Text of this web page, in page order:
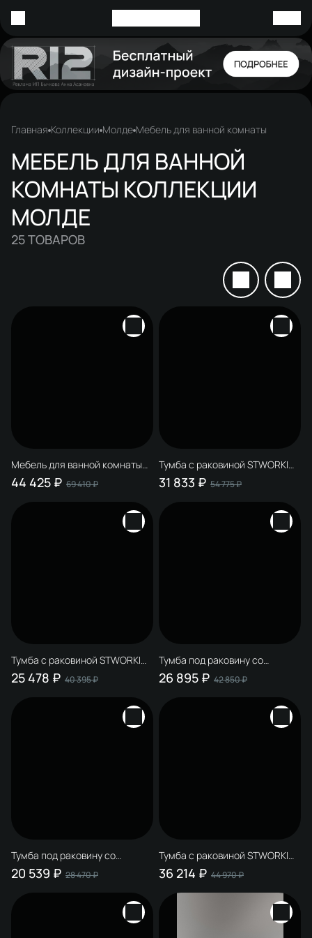
Главная Коллекции Молде Мебель для ванной комнаты
МЕБЕЛЬ ДЛЯ ВАННОЙ
КОМНАТЫ КОЛЛЕКЦИИ
МОЛДЕ
25ТОВАРОВ
Мебель для ванной комнаты
STWORKI Молде 95 антрацит,
раковина BOCCHI Etna черная
44 425 ₽ 69 410 ₽
Тумба с раковиной STWORKI
Молде 95 антрацит,
столешница Молде 95,
31 833 ₽ 54 775 ₽
Тумба с раковиной STWORKI
Молде 95 белая, столешница
Молде 95, раковина Молде
25 478 ₽ 40 395 ₽
Тумба под раковину со
столешницей STWORKI Молде
95 антрацит
26 895 ₽ 42 850 ₽
Тумба под раковину со
столешницей STWORKI Молде
95 белая
20 539 ₽ 28 470 ₽
Тумба с раковиной STWORKI
Молде 95 белая, столешница
Молде 95, раковина BOCCHI
Sottile 1476-001-0125
36 214 ₽ 44 970 ₽